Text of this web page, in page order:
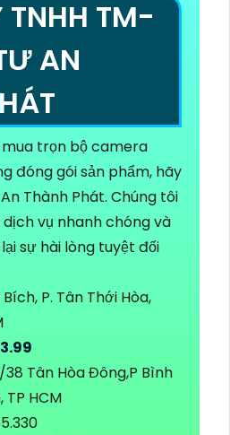
TNHH TM-
AN
trọn bộ camera
đóng gói sản phẩm, hãy
Thành Phát. Chúng tôi
vụ nhanh chóng và
sự hài lòng tuyệt đối
Bích, P. Tân Thới Hòa,
Tân Hòa Đông,P Bình
HCM